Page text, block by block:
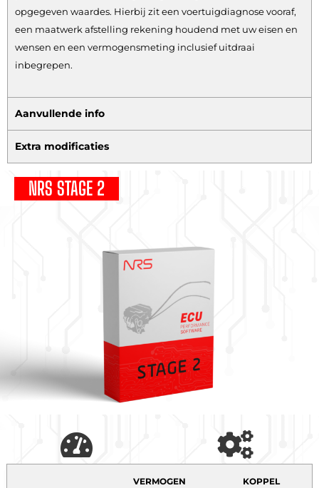
opgegeven waardes. Hierbij zit een voertuigdiagnose vooraf,
een maatwerk afstelling rekening houdend met uw eisen en
wensen en een vermogensmeting inclusief uitdraai
inbegrepen.
Aanvullende info
Extra modificaties
NRS STAGE 2
VERMOGEN KOPPEL